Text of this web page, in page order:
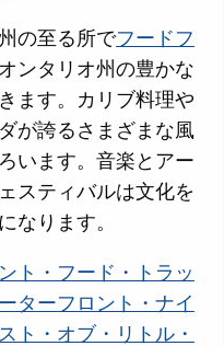
の至る所でフードフ
ンタリオ州の豊かな
ます。カリブ料理や
が誇るさまざまな風
います。音楽とアー
スティバルは文化を
なります。
ト・フード・トラッ
ターフロント・ナイ
ト・オブ・リトル・